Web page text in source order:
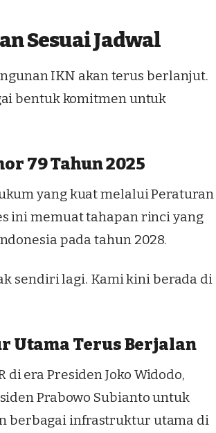
Sesuai Jadwal
IKN akan terus berlanjut.
bentuk komitmen untuk
79 Tahun 2025
yang kuat melalui Peraturan
ini memuat tahapan rinci yang
pada tahun 2028.
sendiri lagi. Kami kini berada di
Utama Terus Berjalan
era Presiden Joko Widodo,
Prabowo Subianto untuk
berbagai infrastruktur utama di